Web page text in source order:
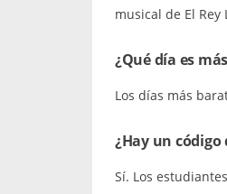
musical de El Rey
¿Qué día es
Los días más
¿Hay un código
Sí. Los